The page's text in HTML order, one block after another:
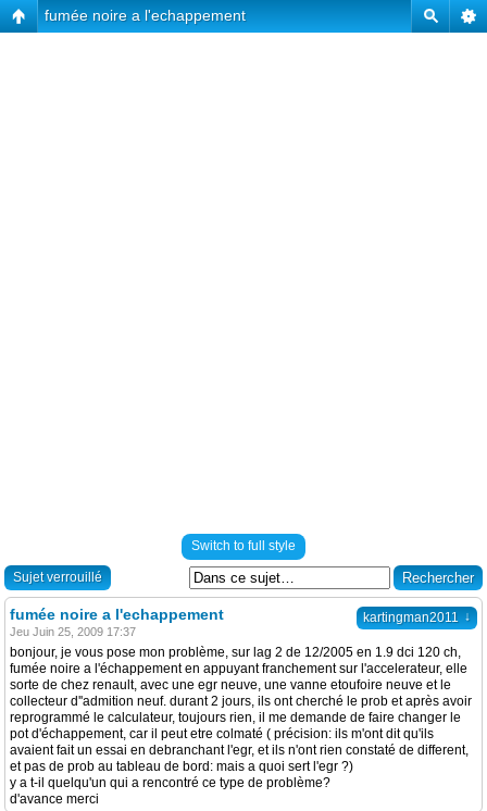
fumée noire a l'echappement
Switch to full style
Sujet verrouillé
kartingman2011 ↓
fumée noire a l'echappement
Jeu Juin 25, 2009 17:37
bonjour, je vous pose mon problème, sur lag 2 de 12/2005 en 1.9 dci 120 ch,
fumée noire a l'échappement en appuyant franchement sur l'accelerateur, elle
sorte de chez renault, avec une egr neuve, une vanne etoufoire neuve et le
collecteur d''admition neuf. durant 2 jours, ils ont cherché le prob et après avoir
reprogrammé le calculateur, toujours rien, il me demande de faire changer le
pot d'échappement, car il peut etre colmaté ( précision: ils m'ont dit qu'ils
avaient fait un essai en debranchant l'egr, et ils n'ont rien constaté de different,
et pas de prob au tableau de bord: mais a quoi sert l'egr ?)
y a t-il quelqu'un qui a rencontré ce type de problème?
d'avance merci